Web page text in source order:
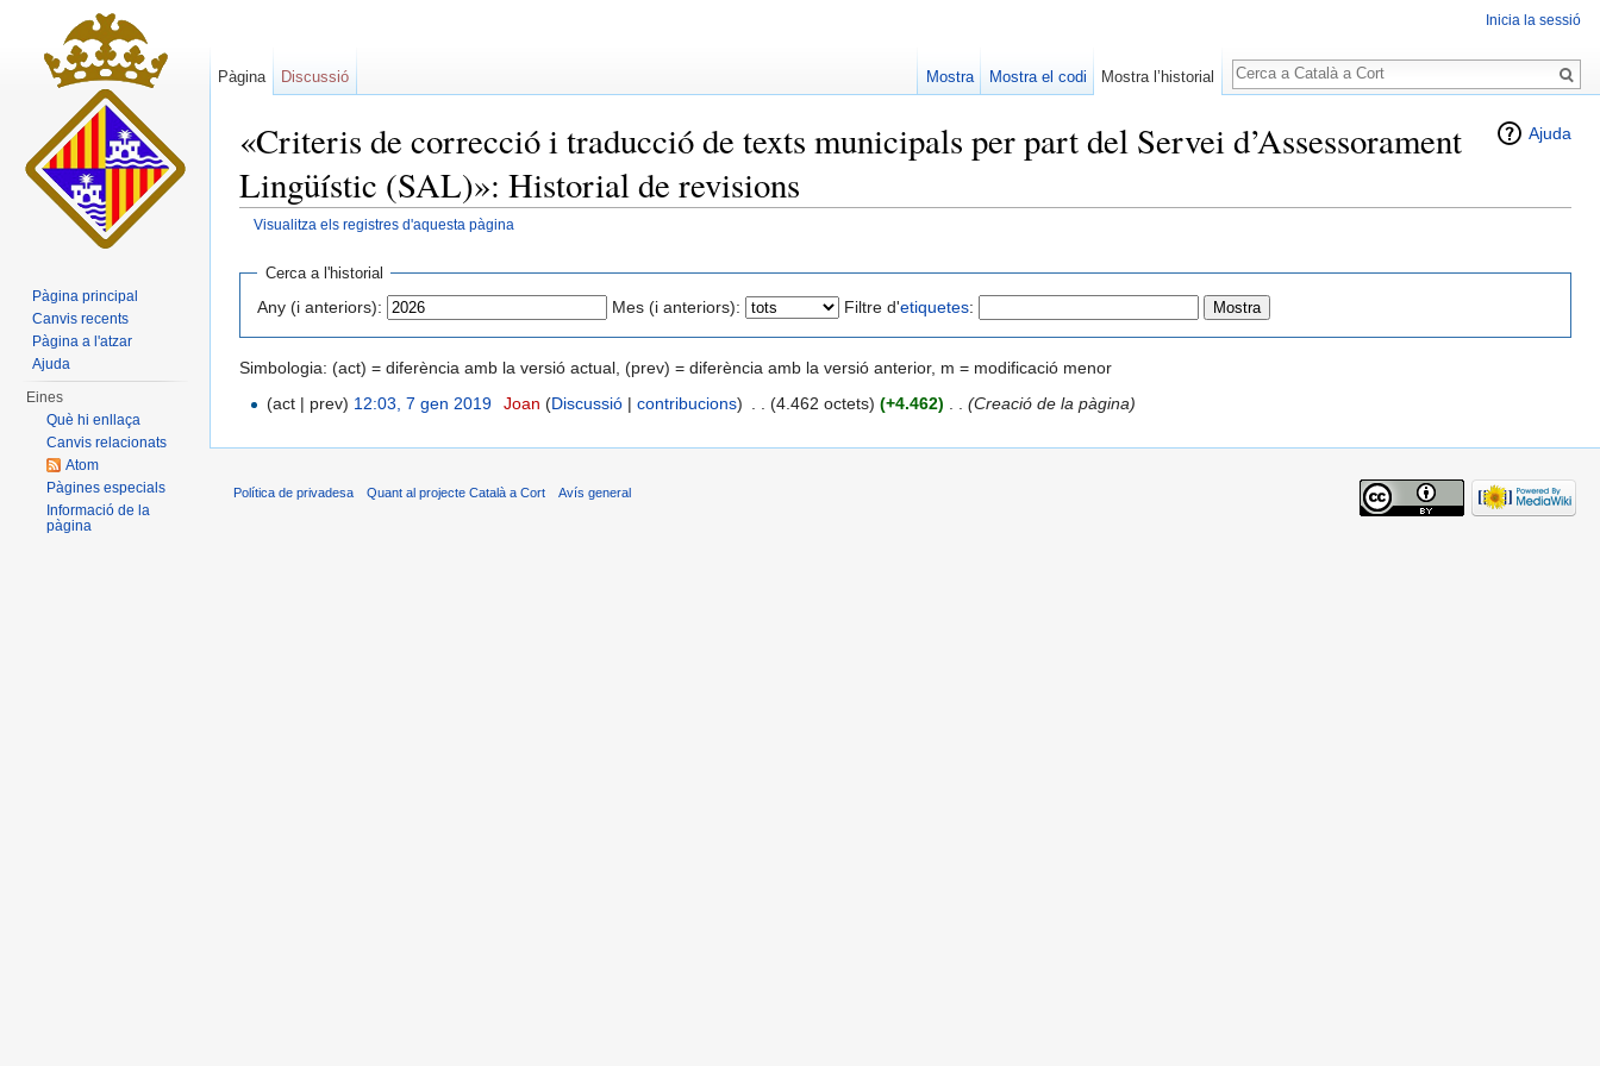
Ajuda
«Criteris de correcció i traducció de texts municipals per part del Servei d’Assessorament
Lingüístic (SAL)»: Historial de revisions
Visualitza els registres d'aquesta pàgina
Cerca a l'historial
Any (i anteriors): Mes (i anteriors): Filtre d'etiquetes:
Simbologia: (act) = diferència amb la versió actual, (prev) = diferència amb la versió anterior, m = modificació menor
(act | prev) 12:03, 7 gen 2019 Joan (Discussió| contribucions) (4.462 octets) (+4.462) (Creació de la pàgina)
Inicia la sessió
Pàgina Discussió Mostra Mostra el codi Mostra l’historial
Cerca
Pàgina principal
Canvis recents
Pàgina a l'atzar
Ajuda
Eines
Què hi enllaça
Canvis relacionats
Atom
Pàgines especials
Informació de la
pàgina
Política de privadesa Quant al projecte Català a Cort Avís general